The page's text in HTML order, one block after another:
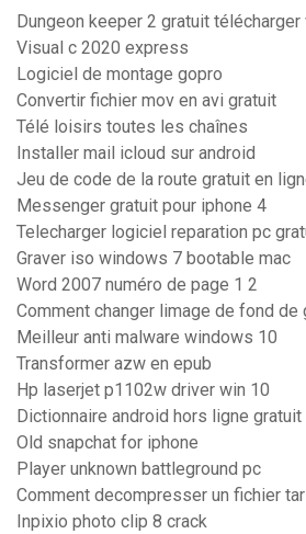
Dungeon keeper 2 gratuit
Visual c 2020 express
Logiciel de montage gopro
Convertir fichier mov en avi gratuit
Télé loisirs toutes les chaînes
Installer mail icloud sur android
Jeu de code de la route gratuit en
Messenger gratuit pour iphone 4
Telecharger logiciel reparation pc
Graver iso windows 7 bootable mac
Word 2007 numéro de page 1 2
Comment changer limage de fond de
Meilleur anti malware windows 10
Transformer azw en epub
Hp laserjet p1102w driver win 10
Dictionnaire android hors ligne gratuit
Old snapchat for iphone
Player unknown battleground pc
Comment decompresser un fichier
Inpixio photo clip 8 crack